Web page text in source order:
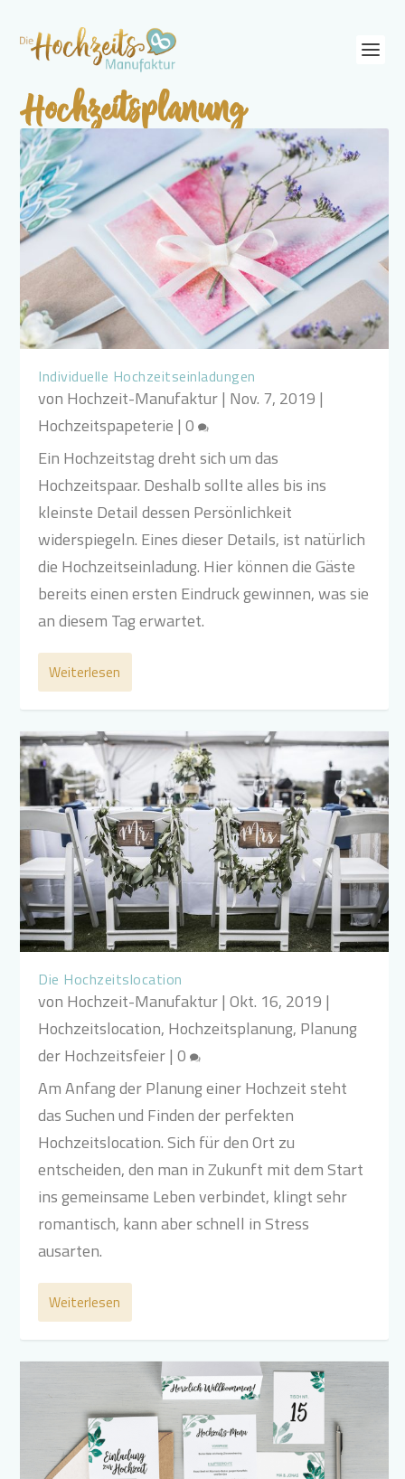
Hochzeitsplanung
Individuelle Hochzeitseinladungen
von Hochzeit-Manufaktur| Nov. 7, 2019 |
Hochzeitspapeterie |0
Ein Hochzeitstag dreht sich um das
Hochzeitspaar. Deshalb sollte alles bis ins
kleinste Detail dessen Persönlichkeit
widerspiegeln. Eines dieser Details, ist natürlich
die Hochzeitseinladung. Hier können die Gäste
bereits einen ersten Eindruck gewinnen, was sie
an diesem Tag erwartet.
Weiterlesen
Die Hochzeitslocation
von Hochzeit-Manufaktur|Okt. 16, 2019 |
Hochzeitslocation, Hochzeitsplanung, Planung
der Hochzeitsfeier|0
Am Anfang der Planung einer Hochzeit steht
das Suchen und Finden der perfekten
Hochzeitslocation. Sich für den Ort zu
entscheiden, den man in Zukunft mit dem Start
ins gemeinsame Leben verbindet, klingt sehr
romantisch, kann aber schnell in Stress
ausarten.
Weiterlesen